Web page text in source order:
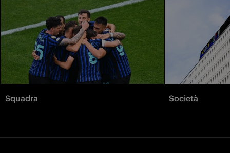
Squadra Società